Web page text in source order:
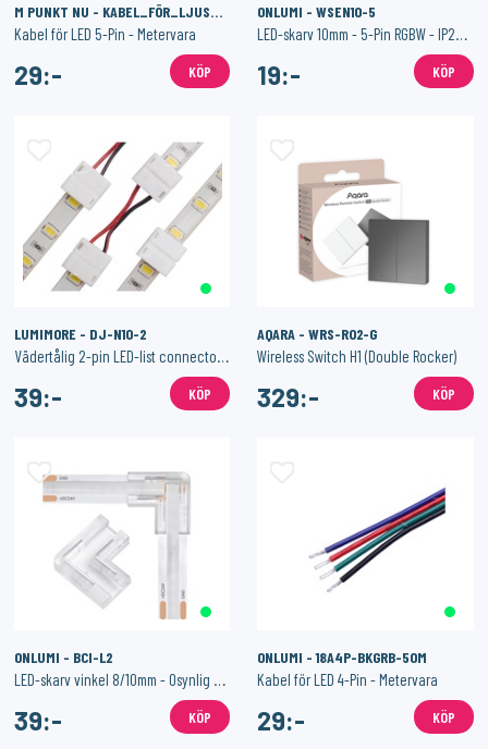
M PUNKT NU - KABEL_FÖR_LJUSSLINGA_1M
Kabel för LED 5-Pin - Metervara
29:- KÖP
ONLUMI - WSEN10-5
LED-skarv 10mm - 5-Pin RGBW - IP20 - Hippo-M
19:- KÖP
LUMIMORE - DJ-N10-2
Vädertålig 2-pin LED-list connector - 10mm
39:- KÖP
AQARA - WRS-R02-G
Wireless Switch H1 (Double Rocker)
329:- KÖP
ONLUMI - BCI-L2
LED-skarv vinkel 8/10mm - Osynlig - COB - IP20
39:- KÖP
ONLUMI - 18A4P-BKGRB-50M
Kabel för LED 4-Pin - Metervara
29:- KÖP